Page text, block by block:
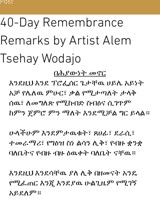
Post
40-Day Remembrance
Remarks by Artist Alem
Tsehay Wodajo
በሕያውነት መኖር
እንደዚህ እንደ ፕሮፌሰር ጌታቸዉ ሀይሌ አይነት
አቻ የሌለዉ ምሁር፣ ቃል የሚታጣለት ታላቅ
ሰዉ፣ ለመግለጽ የሚከብድ ስብዕና ሲገጥም
ከምን ጀምሮ ምን ማለት እንደሚቻል ግር ይላል።
ሁላችሁም እንደምታዉቁት፣ ጸሀፊ፣ ደራሲ፣
ተመራማሪ፣ የግዕዝ ስነ ልሳን ሊቅ፣ የብዙ ቋንቋ
ባለቤትና የብዙ ብዙ ዕዉቀት ባለቤት ናቸዉ።
እንደዚህ እንደሳቸዉ ያለ ሊቅ በዘመናት አንዴ
የሚፈጠር እንጂ እንደያዉ ሁልጊዜም የሚገኝ
አይደለም።